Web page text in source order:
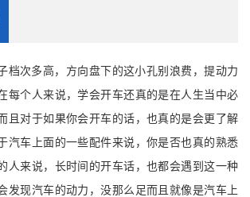
次多高，方向盘下的这小孔别浪费，提动力
每个人来说，学会开车还真的是在人生当中必
且对于如果你会开车的话，也真的是会更了解
汽车上面的一些配件来说，你是否也真的熟悉
人来说，长时间的开车话，也都会遇到这一种
发现汽车的动力，没那么足而且就像是汽车上